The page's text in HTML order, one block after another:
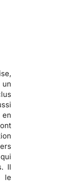
un
Il
le